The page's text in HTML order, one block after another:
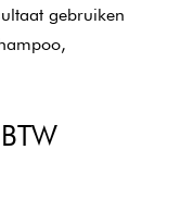
gebruiken